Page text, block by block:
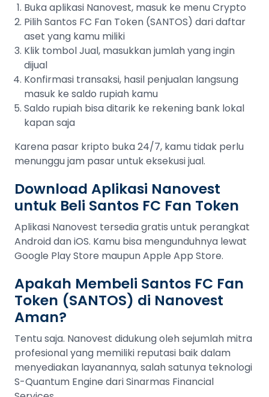
Buka aplikasi Nanovest, masuk ke menu Crypto
Pilih Santos FC Fan Token (SANTOS) dari daftar
aset yang kamu miliki
Klik tombol Jual, masukkan jumlah yang ingin
dijual
Konfirmasi transaksi, hasil penjualan langsung
masuk ke saldo rupiah kamu
Saldo rupiah bisa ditarik ke rekening bank lokal
kapan saja
Karena pasar kripto buka 24/7, kamu tidak perlu
menunggu jam pasar untuk eksekusi jual.
Download Aplikasi Nanovest
untuk Beli Santos FC Fan Token
Aplikasi Nanovest tersedia gratis untuk perangkat
Android dan iOS. Kamu bisa mengunduhnya lewat
Google Play Store maupun Apple App Store.
Apakah Membeli Santos FC Fan
Token (SANTOS) di Nanovest
Aman?
Tentu saja. Nanovest didukung oleh sejumlah mitra
profesional yang memiliki reputasi baik dalam
menyediakan layanannya, salah satunya teknologi
S-Quantum Engine dari Sinarmas Financial